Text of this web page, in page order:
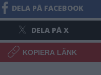
DELA PÅ FACEBOOK
DELA PÅ X
KOPIERA LÄNK